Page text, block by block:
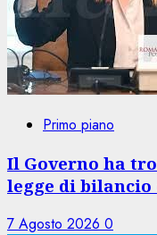
Primo piano
Il Governo ha
legge di
7 Agosto 2026 0